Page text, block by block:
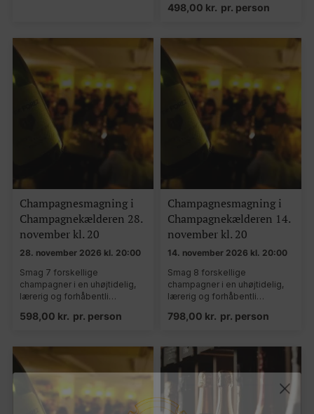
498,00 kr. pr. person
Champagnesmagning i
Champagnekælderen 28.
november kl. 20
28. november 2026 kl. 20:00
Smag 7 forskellige
champagner i en uhøjtidelig,
lærerig og forhåbentli…
598,00 kr. pr. person
Champagnesmagning i
Champagnekælderen 14.
november kl. 20
14. november 2026 kl. 20:00
Smag 8 forskellige
champagner i en uhøjtidelig,
lærerig og forhåbentli…
798,00 kr. pr. person